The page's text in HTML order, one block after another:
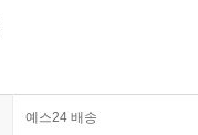
예스24 배송